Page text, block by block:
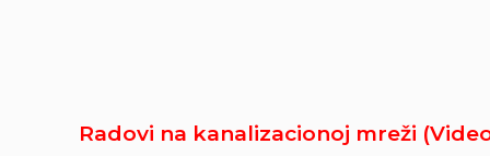
Radovi na kanalizacionoj mreži